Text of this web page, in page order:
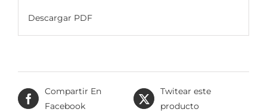
Descargar PDF
Compartir En
Facebook
Twitear este
producto